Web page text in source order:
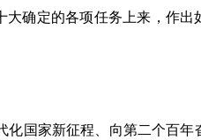
确定的各项任务上来，作出
国家新征程、向第二个百年